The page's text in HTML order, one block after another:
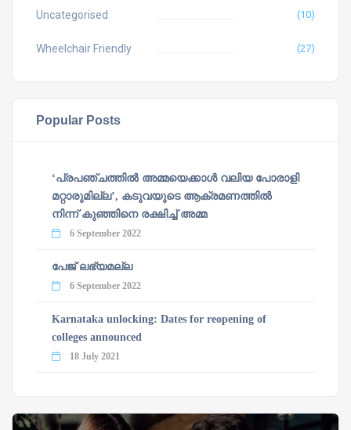
Uncategorised (10)
Wheelchair Friendly (27)
Popular Posts
‘പ്രപഞ്ചത്തില്‍ അമ്മയെക്കാള്‍ വലിയ പോരാളി
മറ്റാരുമില്ല’, കടുവയുടെ ആക്രമണത്തില്‍
നിന്ന് കുഞ്ഞിനെ രക്ഷിച്ച് അമ്മ
6 September 2022
പേജ് ലഭ്യമല്ല
6 September 2022
Karnataka unlocking: Dates for reopening of
colleges announced
18 July 2021